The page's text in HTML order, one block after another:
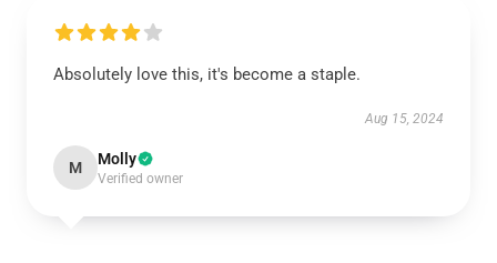
Absolutely love this, it's become a staple.
Aug 15, 2024
M Molly
Verified owner